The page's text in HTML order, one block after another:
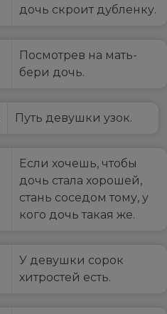
дочь скроит дубленку.
Посмотрев на мать-
бери дочь.
Путь девушки узок.
Если хочешь, чтобы
дочь стала хорошей,
стань соседом тому, у
кого дочь такая же.
У девушки сорок
хитростей есть.